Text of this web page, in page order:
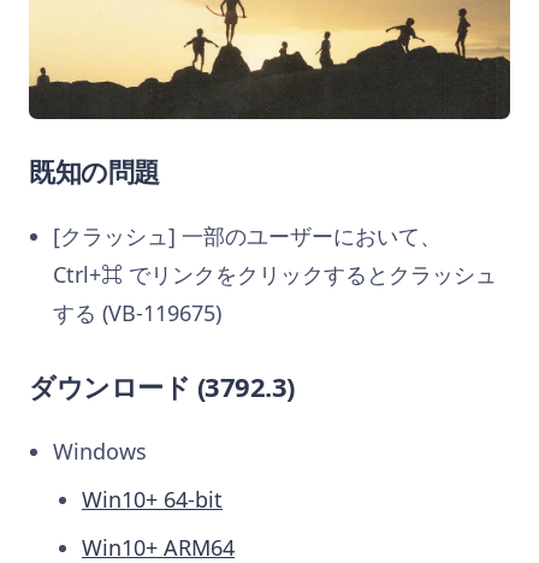
既知の問題
[クラッシュ] 一部のユーザーにおいて、
Ctrl+⌘ でリンクをクリックするとクラッシュ
する (VB-119675)
ダウンロード (3792.3)
Windows
Win10+ 64-bit
Win10+ ARM64